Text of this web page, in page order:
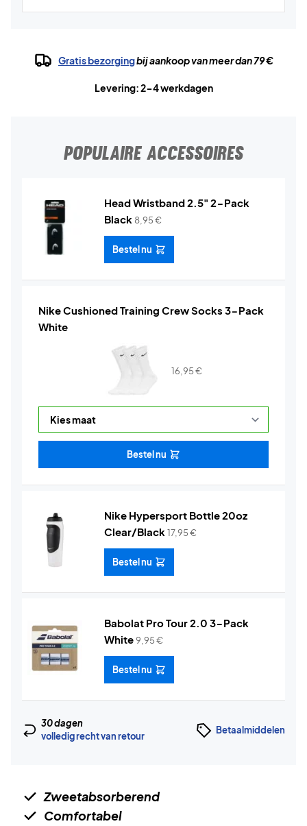
Gratis bezorgingbij aankoop van meer dan 79 €
Levering: 2-4 werkdagen
POPULAIRE ACCESSOIRES
Head Wristband 2.5" 2-Pack
Black 8,95€
Bestel nu
Nike Cushioned Training Crew Socks 3-Pack
White
16,95€
Bestel nu
Nike Hypersport Bottle 20oz
Clear/Black17,95€
Bestel nu
Babolat Pro Tour 2.0 3-Pack
White9,95€
Bestel nu
30 dagen
volledig recht van retour
Betaalmiddelen
Zweetabsorberend
Comfortabel